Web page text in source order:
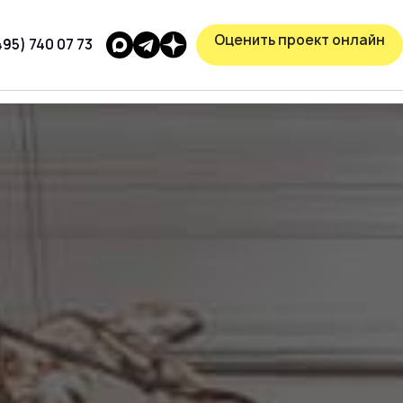
740 07 73 Оценить проект онлайн